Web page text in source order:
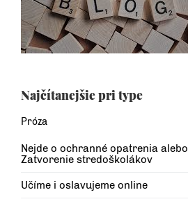
Najčítanejšie pri type
Próza
Nejde o ochranné opatrenia alebo
Zatvorenie stredoškolákov
Učíme i oslavujeme online